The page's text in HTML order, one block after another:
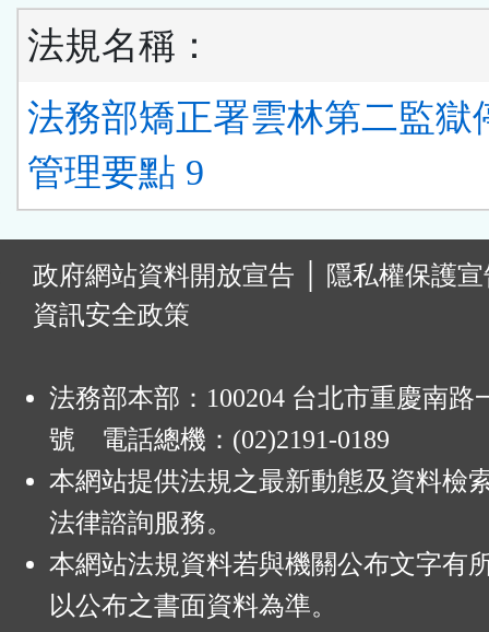
法規名稱：
法務部矯正署雲林第二監獄
管理要點 9
政府網站資料開放宣告
隱私權保護
資訊安全政策
法務部本部：100204 台北市重慶南路
號 電話總機：(02)2191-0189
本網站提供法規之最新動態及資料檢
法律諮詢服務。
本網站法規資料若與機關公布文字有
以公布之書面資料為準。